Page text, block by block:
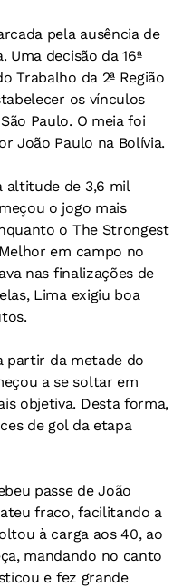
pela ausência de
Uma decisão da 16ª
Trabalho da 2ª Região
os vínculos
Paulo. O meia foi
João Paulo na Bolívia.
altitude de 3,6 mil
o jogo mais
o The Strongest
em campo no
nas finalizações de
Lima exigiu boa
partir da metade do
a se soltar em
objetiva. Desta forma,
de gol da etapa
passe de João
fraco, facilitando a
à carga aos 40, ao
mandando no canto
e fez grande